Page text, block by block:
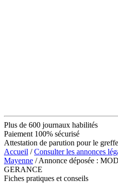
Plus de 600 journaux habilités
Paiement 100% sécurisé
Attestation de parution pour le
Accueil /Consulter les annonces
Mayenne / Annonce déposée :
GERANCE
Fiches pratiques et conseils